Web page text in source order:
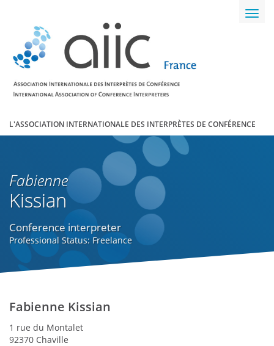
L'ASSOCIATION INTERNATIONALE DES INTERPRÈTES DE CONFÉRENCE
Fabienne
Kissian
Conference interpreter
Professional Status: Freelance
Fabienne Kissian
1 rue du Montalet
92370 Chaville